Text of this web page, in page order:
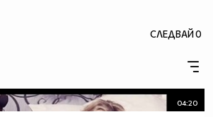
СЛЕДВАЙ0
04:20